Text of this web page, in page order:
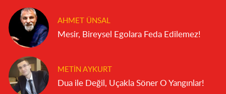
AHMET ÜNSAL
Mesir, Bireysel Egolara Feda Edilemez!
METIN AYKURT
Dua ile Değil, Uçakla Söner O Yangınlar!